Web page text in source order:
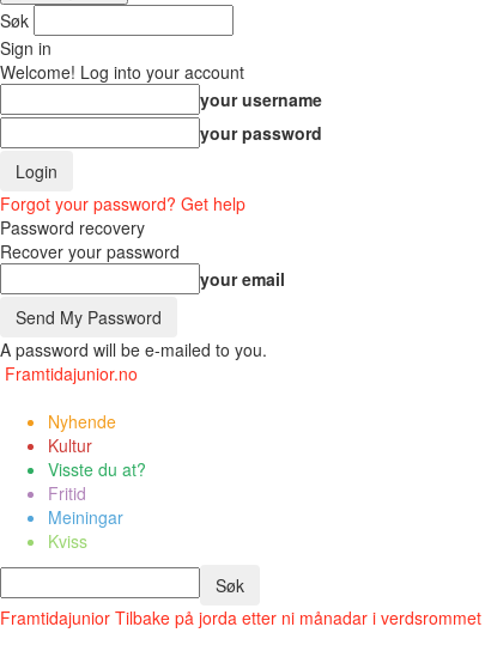
Søk
Sign in
Welcome! Log into your account
your username
your password
Forgot your password? Get help
Password recovery
Recover your password
your email
A password will be e-mailed to you.
Framtidajunior.no
Nyhende
Kultur
Visste du at?
Fritid
Meiningar
Kviss
Framtidajunior Tilbake på jorda etter ni månadar i verdsrommet